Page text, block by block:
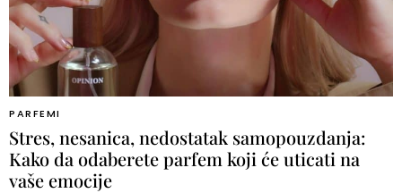
PARFEMI
Stres, nesanica, nedostatak samopouzdanja:
Kako da odaberete parfem koji će uticati na
vaše emocije